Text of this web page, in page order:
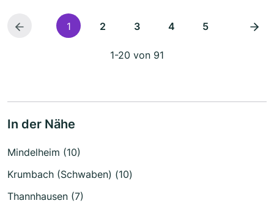
1 2 3 4 5
1-20 von 91
In der Nähe
Mindelheim (10)
Krumbach (Schwaben) (10)
Thannhausen (7)